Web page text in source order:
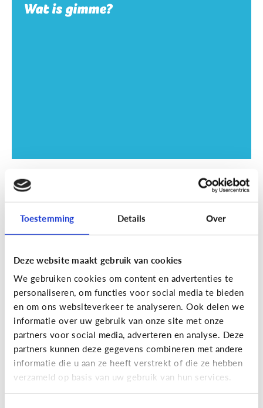
Toestemming Details Over
Deze website maakt gebruik van cookies
We gebruiken cookies om content en advertenties te
personaliseren, om functies voor social media te bieden
en om ons websiteverkeer te analyseren. Ook delen we
informatie over uw gebruik van onze site met onze
partners voor social media, adverteren en analyse. Deze
partners kunnen deze gegevens combineren met andere
informatie die u aan ze heeft verstrekt of die ze hebben
verzameld op basis van uw gebruik van hun services.
Wat is gimme?
School
SOS examentijd! 5 tips tegen
online afleiding
School
Wat is Smartschool?